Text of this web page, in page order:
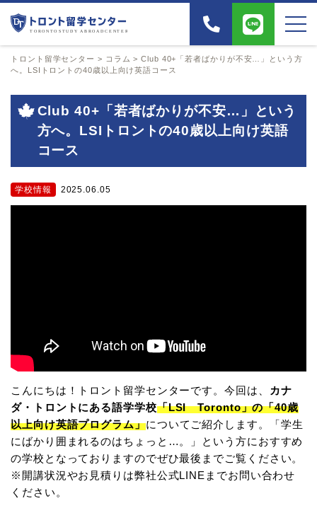
トロント留学センター > コラム >Club 40+「若者ばかりが不安…」という方
へ。LSIトロントの40歳以上向け英語コース
Club 40+「若者ばかりが不安…」という
方へ。LSIトロントの40歳以上向け英語
コース
学校情報 2025.06.05
こんにちは！トロント留学センターです。今回は、
カナ
ダ・トロントにある語学学校「LSI Toronto」の「40歳
以上向け英語プログラム」についてご紹介します。「学生
にばかり囲まれるのはちょっと…。」という方におすすめ
の学校となっておりますのでぜひ最後までご覧ください。
※開講状況やお見積りは弊社公式LINEまでお問い合わせ
ください。